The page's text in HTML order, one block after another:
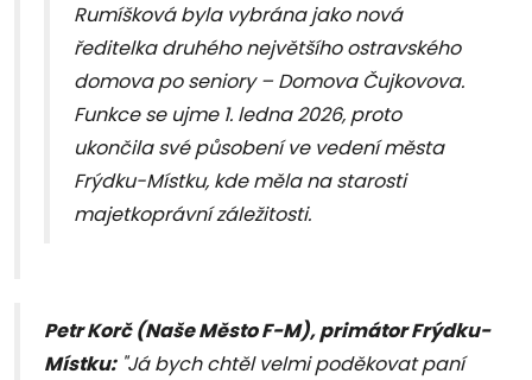
Rumíšková byla vybrána jako nová
ředitelka druhého největšího ostravského
domova po seniory – Domova Čujkovova.
Funkce se ujme 1. ledna 2026, proto
ukončila své působení ve vedení města
Frýdku-Místku, kde měla na starosti
majetkoprávní záležitosti.
Petr Korč (Naše Město F-M), primátor Frýdku-
Místku:"Já bych chtěl velmi poděkovat paní